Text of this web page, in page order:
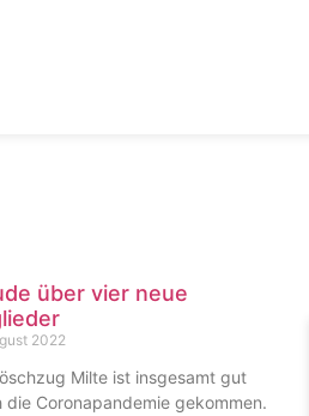
über vier neue
2022
Milte ist insgesamt gut
die Coronapandemie gekommen.